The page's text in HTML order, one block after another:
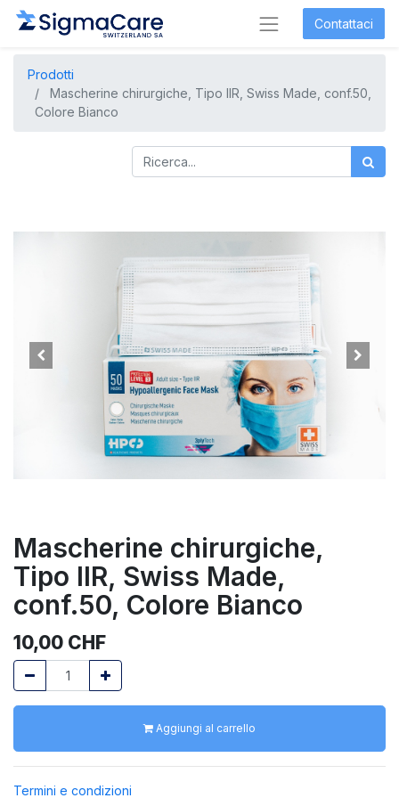
Contattaci
Prodotti
Mascherine chirurgiche, Tipo IIR, Swiss Made, conf.50,
Colore Bianco
Mascherine chirurgiche,
Tipo IIR, Swiss Made,
conf.50, Colore Bianco
10,00 CHF
Aggiungi al carrello
Termini e condizioni